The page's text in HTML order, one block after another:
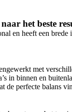
het beste
en heeft een
met
in binnen en
perfecte balans